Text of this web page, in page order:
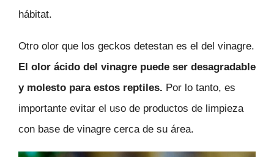
hábitat.
Otro olor que los geckos detestan es el del vinagre.
El olor ácido del vinagre puede ser desagradable
y molesto para estos reptiles. Por lo tanto, es
importante evitar el uso de productos de limpieza
con base de vinagre cerca de su área.